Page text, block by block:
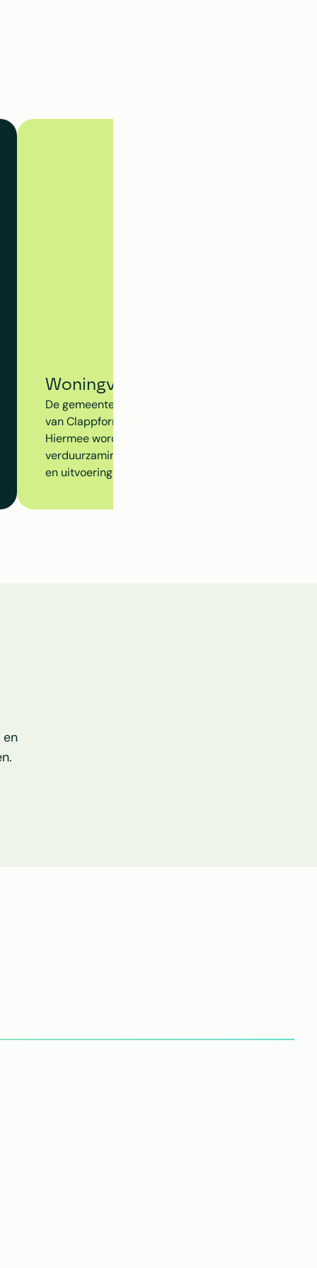
Woningvolgsysteem - Gemeente
De gemeente Arnhem gebruikt het
van Clappform om de voortgang van de
Hiermee worden isolatiemaatregelen,
verduurzamingsacties inzichtelijk gemaakt op
en uitvoering beter op elkaar aansluiten.
en